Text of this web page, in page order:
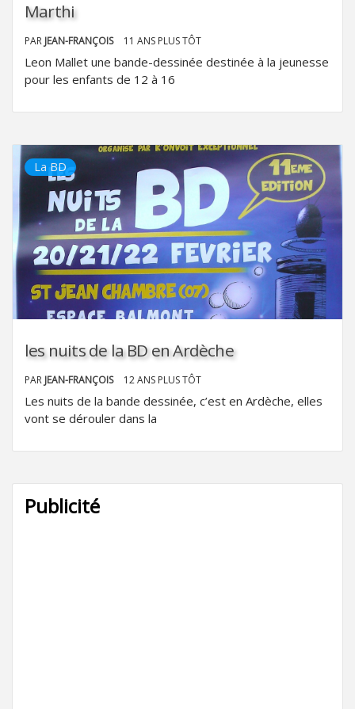
Marthi
PAR JEAN-FRANÇOIS 11 ANS PLUS TÔT
Leon Mallet une bande-dessinée destinée à la jeunesse
pour les enfants de 12 à 16
La BD
les nuits de la BD en Ardèche
PAR JEAN-FRANÇOIS 12 ANS PLUS TÔT
Les nuits de la bande dessinée, c’est en Ardèche, elles
vont se dérouler dans la
Publicité